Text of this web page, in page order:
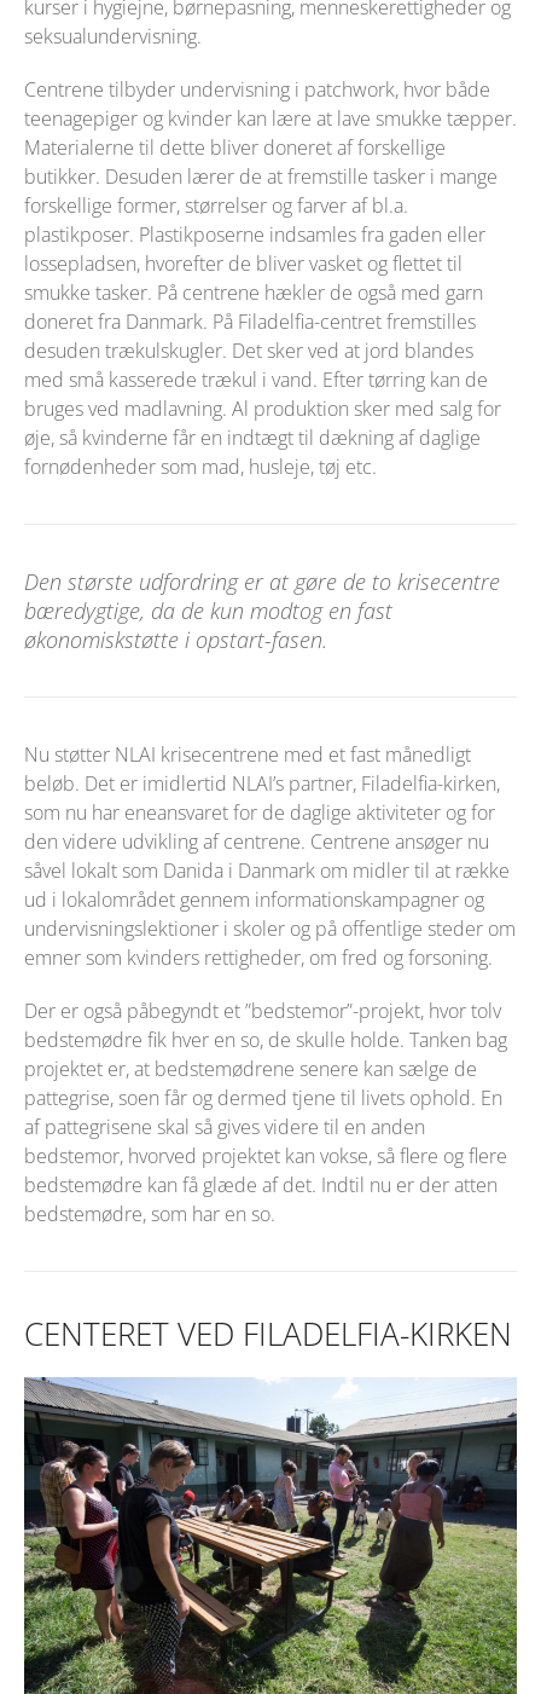
kurser i hygiejne, børnepasning, menneskerettigheder og
seksualundervisning.
Centrene tilbyder undervisning i patchwork, hvor både
teenagepiger og kvinder kan lære at lave smukke tæpper.
Materialerne til dette bliver doneret af forskellige
butikker. Desuden lærer de at fremstille tasker i mange
forskellige former, størrelser og farver af bl.a.
plastikposer. Plastikposerne indsamles fra gaden eller
lossepladsen, hvorefter de bliver vasket og flettet til
smukke tasker. På centrene hækler de også med garn
doneret fra Danmark. På Filadelfia-centret fremstilles
desuden trækulskugler. Det sker ved at jord blandes
med små kasserede trækul i vand. Efter tørring kan de
bruges ved madlavning. Al produktion sker med salg for
øje, så kvinderne får en indtægt til dækning af daglige
fornødenheder som mad, husleje, tøj etc.
Den største udfordring er at gøre de to krisecentre
bæredygtige, da de kun modtog en fast
økonomiskstøtte i opstart-fasen.
Nu støtter NLAI krisecentrene med et fast månedligt
beløb. Det er imidlertid NLAI’s partner, Filadelfia-kirken,
som nu har eneansvaret for de daglige aktiviteter og for
den videre udvikling af centrene. Centrene ansøger nu
såvel lokalt som Danida i Danmark om midler til at række
ud i lokalområdet gennem informationskampagner og
undervisningslektioner i skoler og på offentlige steder om
emner som kvinders rettigheder, om fred og forsoning.
Der er også påbegyndt et ”bedstemor”-projekt, hvor tolv
bedstemødre fik hver en so, de skulle holde. Tanken bag
projektet er, at bedstemødrene senere kan sælge de
pattegrise, soen får og dermed tjene til livets ophold. En
af pattegrisene skal så gives videre til en anden
bedstemor, hvorved projektet kan vokse, så flere og flere
bedstemødre kan få glæde af det. Indtil nu er der atten
bedstemødre, som har en so.
CENTERET VED FILADELFIA-KIRKEN